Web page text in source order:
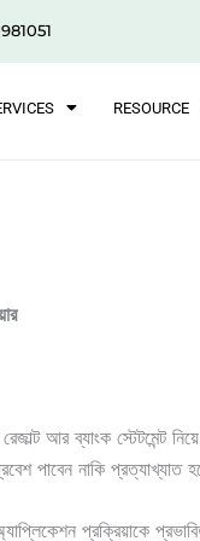
RESOURCE
আর ব্যাংক স্টেটমেন্ট
পাবেন নাকি প্রত্যাখ্যাত
প্রক্রিয়াকে